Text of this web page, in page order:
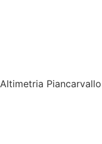
Altimetria Piancarvallo